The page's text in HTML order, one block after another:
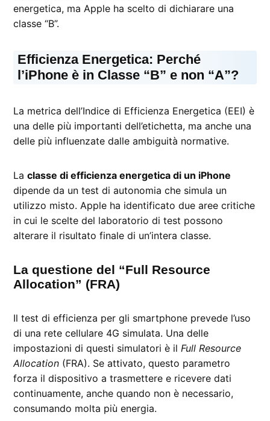
energetica, ma Apple ha scelto di dichiarare una
classe “B”.
Efficienza Energetica: Perché
l’iPhone è in Classe “B” e non “A”?
La metrica dell’Indice di Efficienza Energetica (EEI) è
una delle più importanti dell’etichetta, ma anche una
delle più influenzate dalle ambiguità normative.
Laclasse di efficienza energetica di un iPhone
dipende da un test di autonomia che simula un
utilizzo misto. Apple ha identificato due aree critiche
in cui le scelte del laboratorio di test possono
alterare il risultato finale di un’intera classe.
La questione del “Full Resource
Allocation” (FRA)
Il test di efficienza per gli smartphone prevede l’uso
di una rete cellulare 4G simulata. Una delle
impostazioni di questi simulatori è il Full Resource
Allocation (FRA). Se attivato, questo parametro
forza il dispositivo a trasmettere e ricevere dati
continuamente, anche quando non è necessario,
consumando molta più energia.